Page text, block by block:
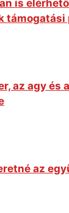
is
támogatási
az agy és
az